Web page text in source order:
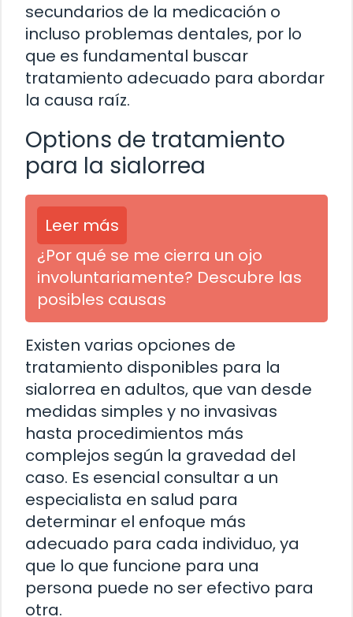
secundarios de la medicación o
incluso problemas dentales, por lo
que es fundamental buscar
tratamiento adecuado para abordar
la causa raíz.
Options de tratamiento
para la sialorrea
Leer más
¿Por qué se me cierra un ojo
involuntariamente? Descubre las
posibles causas
Existen varias opciones de
tratamiento disponibles para la
sialorrea en adultos, que van desde
medidas simples y no invasivas
hasta procedimientos más
complejos según la gravedad del
caso. Es esencial consultar a un
especialista en salud para
determinar el enfoque más
adecuado para cada individuo, ya
que lo que funcione para una
persona puede no ser efectivo para
otra.